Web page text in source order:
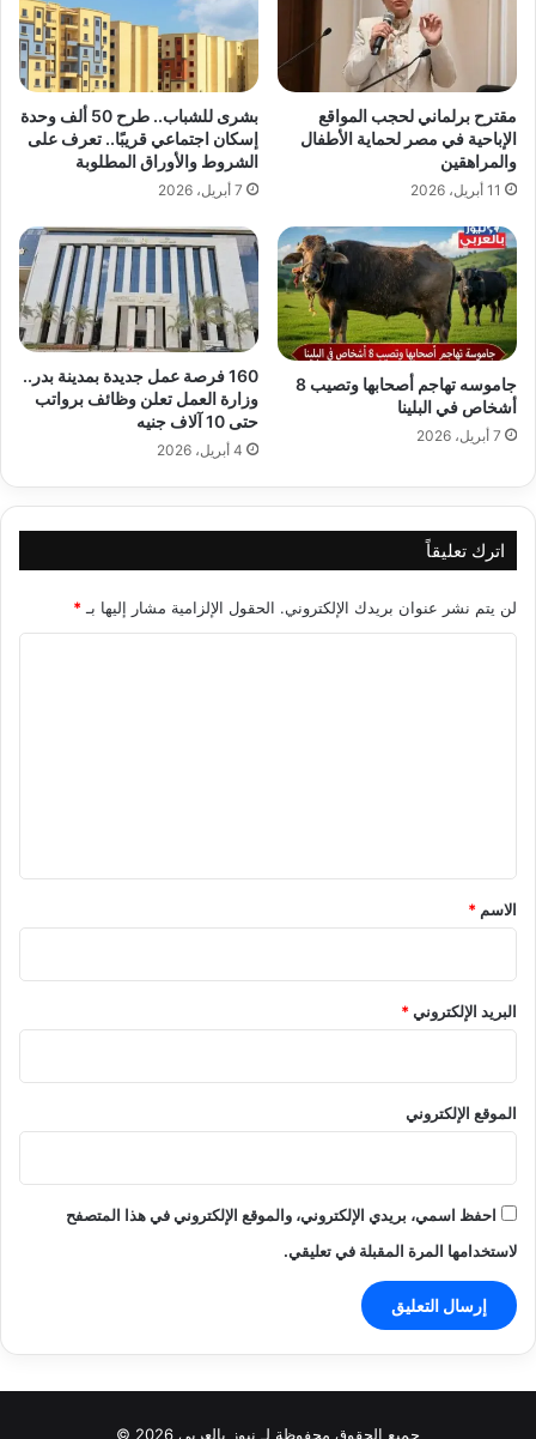
مقترح برلماني لحجب المواقع
الإباحية في مصر لحماية الأطفال
والمراهقين
11 أبريل، 2026
بشرى للشباب.. طرح 50 ألف وحدة
إسكان اجتماعي قريبًا.. تعرف على
الشروط والأوراق المطلوبة
7 أبريل، 2026
جاموسه تهاجم أصحابها وتصيب 8
أشخاص في البلينا
7 أبريل، 2026
160 فرصة عمل جديدة بمدينة بدر..
وزارة العمل تعلن وظائف برواتب
حتى 10 آلاف جنيه
4 أبريل، 2026
اترك تعليقاً
لن يتم نشر عنوان بريدك الإلكتروني. الحقول الإلزامية مشار إليها بـ *
*
الاسم *
البريد الإلكتروني*
الموقع الإلكتروني
احفظ اسمي، بريدي الإلكتروني، والموقع الإلكتروني في هذا المتصفح
لاستخدامها المرة المقبلة في تعليقي.
جميع الحقوق محفوظة لـ نيوز بالعربي 2026 ©